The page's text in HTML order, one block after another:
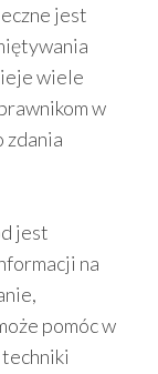
jest
wiele
w
zdania
jest
na
pomóc w